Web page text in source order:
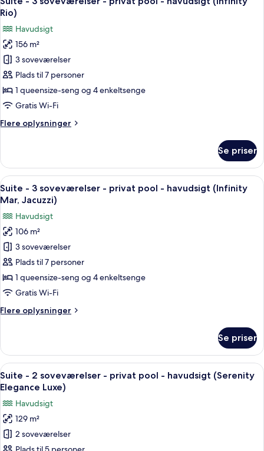
Jacuzzi)
-
privat
pool
havudsigt
(Serenity
Mar,
alle
billeder
af
Suite
-
3
soveværelser
-
pool
(Infinity
Rio)
Rio)
Havudsigt
156 m²
3 soveværelser
Plads til 7 personer
1 queensize-seng og 4 enkeltsenge
Gratis Wi-Fi
Flere oplysninger
Flere
-
soveværelser
-
privat
pool
havudsigt
(Infinity
Rio)
Se priser
Indlæs
alle
billeder
af
Suite
-
3
soveværelser
-
pool
(Infinity
Mar,
Jacuzzi)
Et moderne udendørs spiseområde
20
Suite - 3 soveværelser - privat pool - havudsigt (Infinity
Mar, Jacuzzi)
Havudsigt
106 m²
3 soveværelser
Plads til 7 personer
1 queensize-seng og 4 enkeltsenge
Gratis Wi-Fi
Flere oplysninger
Flere
-
soveværelser
-
privat
pool
havudsigt
(Infinity
Mar,
Se priser
Indlæs
alle
billeder
af
Suite
-
En solbelyst udendørs terrasse
21
Suite - 2 soveværelser - privat pool - havudsigt (Serenity
Elegance Luxe)
Havudsigt
129 m²
2 soveværelser